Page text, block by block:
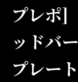
プレポ]
ッドバ
プレー